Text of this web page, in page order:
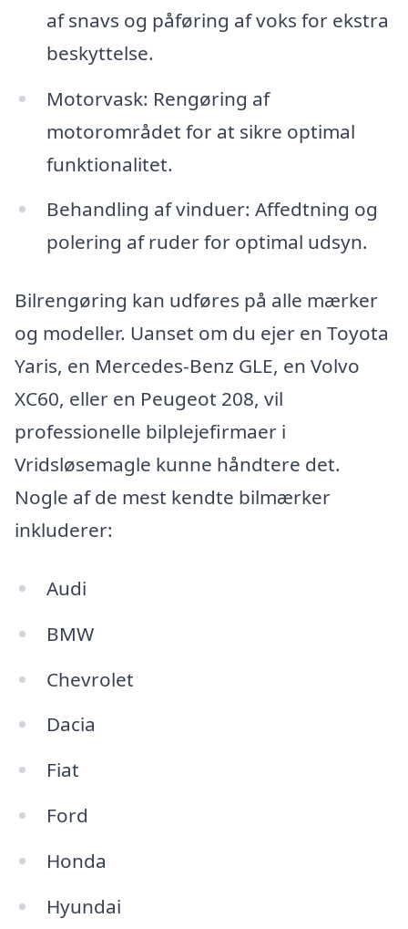
af snavs og påføring af voks for ekstra
beskyttelse.
Motorvask: Rengøring af
motorområdet for at sikre optimal
funktionalitet.
Behandling af vinduer: Affedtning og
polering af ruder for optimal udsyn.
Bilrengøring kan udføres på alle mærker
og modeller. Uanset om du ejer en Toyota
Yaris, en Mercedes-Benz GLE, en Volvo
XC60, eller en Peugeot 208, vil
professionelle bilplejefirmaer i
Vridsløsemagle kunne håndtere det.
Nogle af de mest kendte bilmærker
inkluderer:
Audi
BMW
Chevrolet
Dacia
Fiat
Ford
Honda
Hyundai